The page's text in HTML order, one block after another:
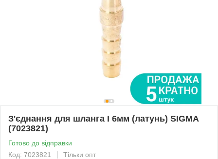
З'єднання для шланга I 6мм (латунь) SIGMA
(7023821)
Готово до відправки
Код: 7023821
Тільки опт